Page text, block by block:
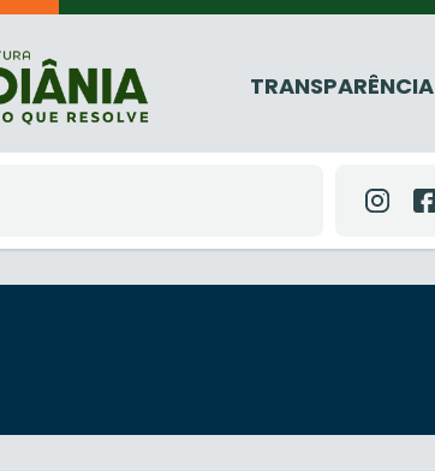
TRANSPARÊNCIA